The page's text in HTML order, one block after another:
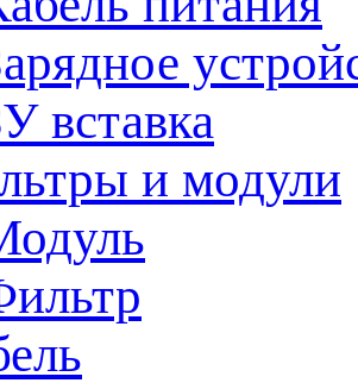
вставка
и модули